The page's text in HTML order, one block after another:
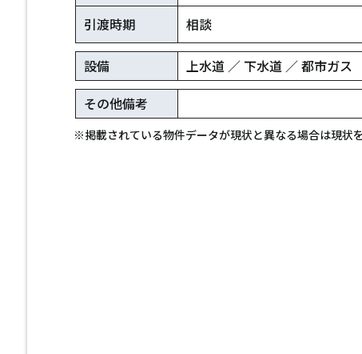
引渡時期
相談
設備
上水道 ／ 下水道 ／ 都市ガス
その他備考
※掲載されている物件データが現状と異なる場合は現状を